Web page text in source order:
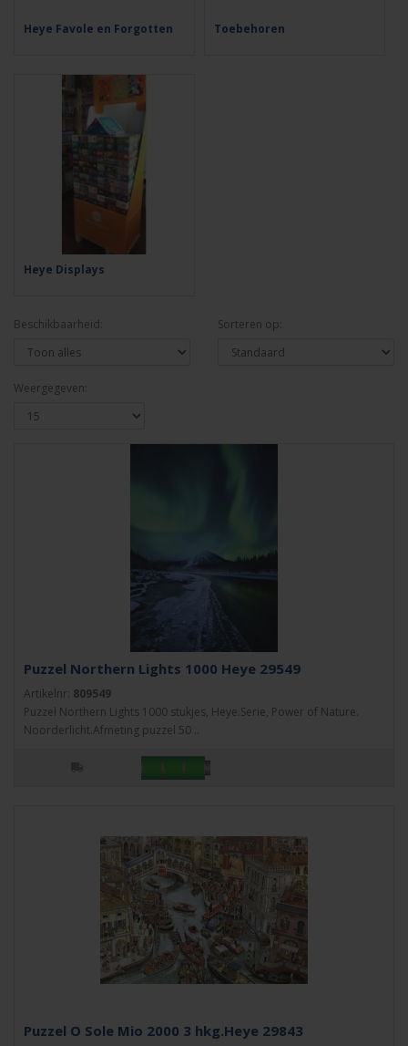
Heye Favole en Forgotten Toebehoren
Heye Displays
Beschikbaarheid: Sorteren op:
Weergegeven:
Puzzel Northern Lights 1000 Heye 29549
Artikelnr: 809549
Puzzel Northern Lights 1000 stukjes, Heye.Serie, Power of Nature.
Noorderlicht.Afmeting puzzel 50 ..
Puzzel O Sole Mio 2000 3 hkg.Heye 29843